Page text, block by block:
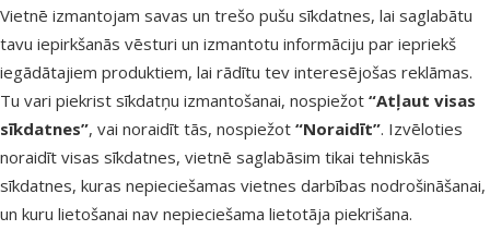
Vietnē izmantojam savas un trešo pušu sīkdatnes, lai saglabātu
tavu iepirkšanās vēsturi un izmantotu informāciju par iepriekš
iegādātajiem produktiem, lai rādītu tev interesējošas reklāmas.
Tu vari piekrist sīkdatņu izmantošanai, nospiežot “Atļaut visas
sīkdatnes”, vai noraidīt tās, nospiežot “Noraidīt”. Izvēloties
noraidīt visas sīkdatnes, vietnē saglabāsim tikai tehniskās
sīkdatnes, kuras nepieciešamas vietnes darbības nodrošināšanai,
un kuru lietošanai nav nepieciešama lietotāja piekrišana.
Noliktavā Pievienot grozam
Gardums
suņiem –
Dailes, kaltēts
liellopa purns, 1
Atsauksmes 0%